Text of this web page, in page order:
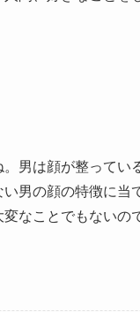
男は顔が整ってい
男の顔の特徴に
なことでもない